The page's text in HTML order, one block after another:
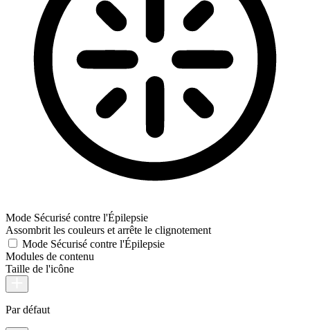
Mode Sécurisé contre l'Épilepsie
Assombrit les couleurs et arrête le clignotement
Mode Sécurisé contre l'Épilepsie
Modules de contenu
Taille de l'icône
Par défaut